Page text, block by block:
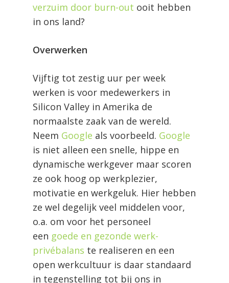
verzuim door burn-out ooit hebben
in ons land?
Overwerken
Vijftig tot zestig uur per week
werken is voor medewerkers in
Silicon Valley in Amerika de
normaalste zaak van de wereld.
Neem Google als voorbeeld. Google
is niet alleen een snelle, hippe en
dynamische werkgever maar scoren
ze ook hoog op werkplezier,
motivatie en werkgeluk. Hier hebben
ze wel degelijk veel middelen voor,
o.a. om voor het personeel
een goede en gezonde werk-
privébalans te realiseren en een
open werkcultuur is daar standaard
in tegenstelling tot bij ons in